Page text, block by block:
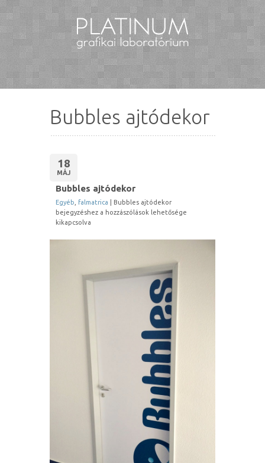
Bubbles ajtódekor
18
MÁJ
Bubbles ajtódekor
Egyéb falmatrica
Bubbles ajtódekor
bejegyzéshez a hozzászólások lehetősége
kikapcsolva